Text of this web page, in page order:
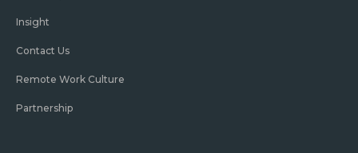
Insight
Contact Us
Remote Work Culture
Partnership